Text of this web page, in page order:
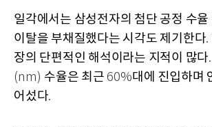
일각에서는 삼성전자의 첨단 공정 수율
이탈을 부채질했다는 시각도 제기한다.
장의 단편적인 해석이라는 지적이 많다.
(nm) 수율은 최근 60%대에 진입하며
어섰다.